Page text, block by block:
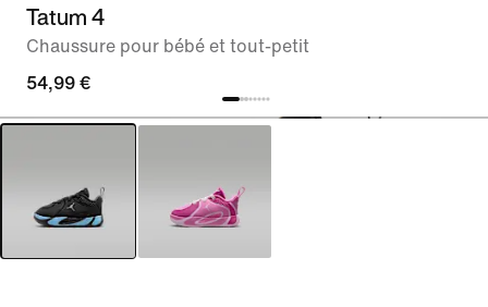
Tatum 4
Chaussure pour bébé et tout-petit
54,99 €